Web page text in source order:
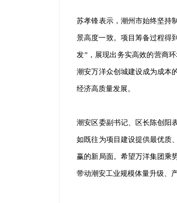
苏孝锋表示，潮州市始终坚持
景高度一致。项目筹备过程得
发”，展现出务实高效的营商
潮安万洋众创城建设成为成本
经济高质量发展。
潮安区委副书记、区长陈创阳
如既往为项目建设提供最优质
赢的新局面。希望万洋集团乘
带动潮安工业规模体量升级、